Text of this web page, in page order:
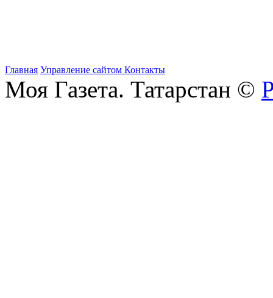
Главная Управление сайтом Контакты
Моя Газета. Татарстан ©